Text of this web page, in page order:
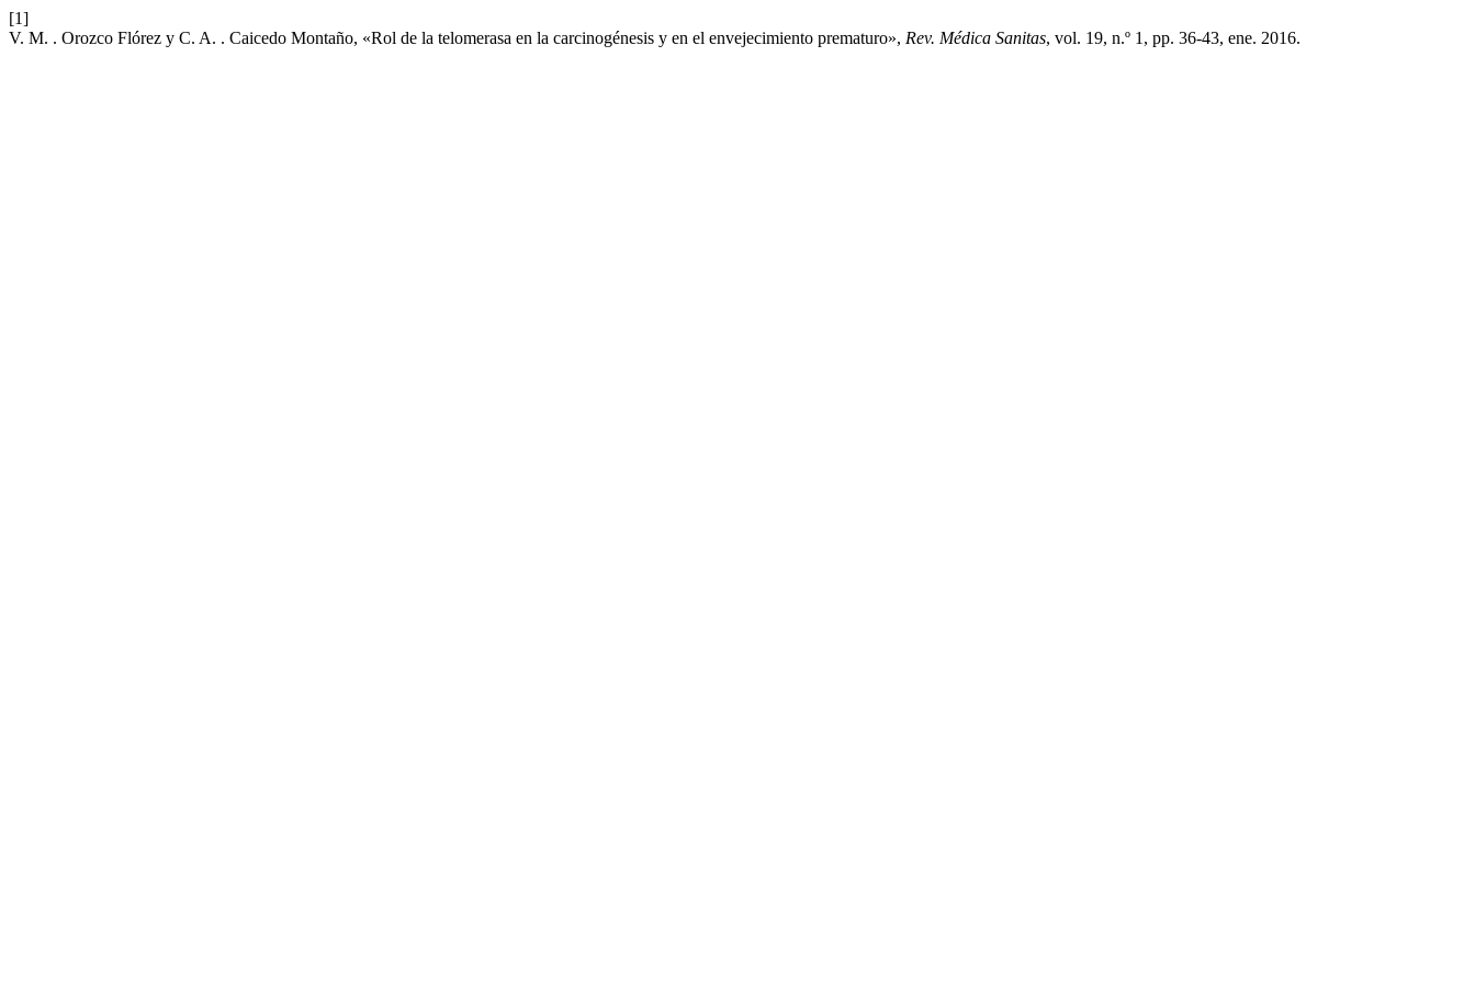
[1]
V. M. . Orozco Flórez y C. A. . Caicedo Montaño, «Rol de la telomerasa en la carcinogénesis y en el envejecimiento prematuro», Rev. Médica Sanitas, vol. 19, n.º 1, pp. 36-43, ene. 2016.